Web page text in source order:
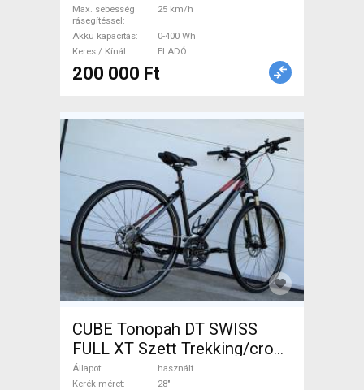
Max. sebesség
rásegítéssel
25 km/h
Akku kapacitás
0-400 Wh
Keres / Kínál
ELADÓ
200 000 Ft
CUBE Tonopah DT SWISS
FULL XT Szett Trekking/cross
tárcsafék használt ELADÓ
Állapot
használt
Kerék méret
28"